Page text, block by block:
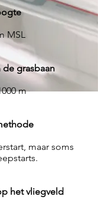
MSL
de grasbaan
m
maar soms
het vliegveld